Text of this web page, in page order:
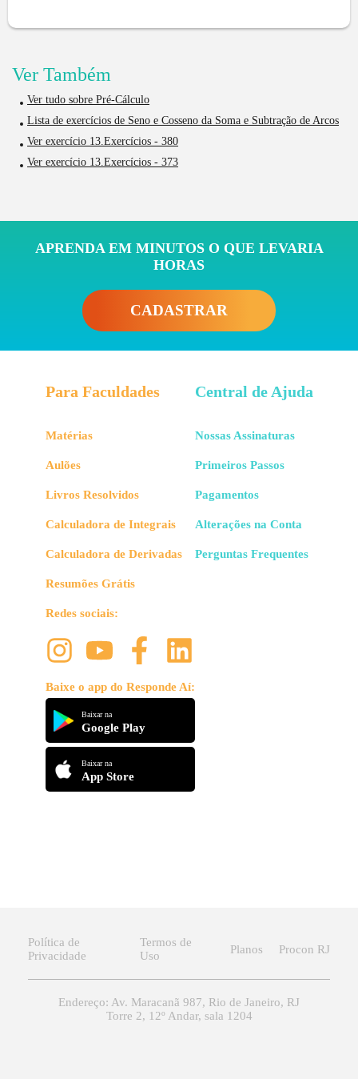
Ver Também
Ver tudo sobre Pré-Cálculo
Lista de exercícios de Seno e Cosseno da Soma e Subtração de Arcos
Ver exercício 13.Exercícios - 380
Ver exercício 13.Exercícios - 373
APRENDA EM MINUTOS O QUE LEVARIA
HORAS
CADASTRAR
Para Faculdades
Matérias
Aulões
Livros Resolvidos
Calculadora de Integrais
Calculadora de Derivadas
Resumões Grátis
Redes sociais:
Baixe o app do Responde Aí:
Baixar na
Google Play
Baixar na
App Store
Central de Ajuda
Nossas Assinaturas
Primeiros Passos
Pagamentos
Alterações na Conta
Perguntas Frequentes
Política de
Privacidade
Termos de
Uso
Planos Procon RJ
Endereço: Av. Maracanã 987, Rio de Janeiro, RJ
Torre 2, 12º Andar, sala 1204